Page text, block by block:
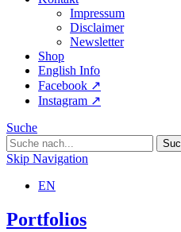
Impressum
Disclaimer
Newsletter
Shop
English Info
Facebook ↗︎
Instagram ↗︎
Suche
Skip Navigation
EN
Portfolios